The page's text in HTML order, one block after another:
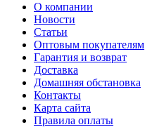
О компании
Новости
Статьи
Оптовым покупателям
Гарантия и возврат
Доставка
Домашняя обстановка
Контакты
Карта сайта
Правила оплаты